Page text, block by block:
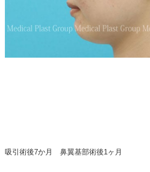
吸引術後7か月 鼻翼基部術後1ヶ月